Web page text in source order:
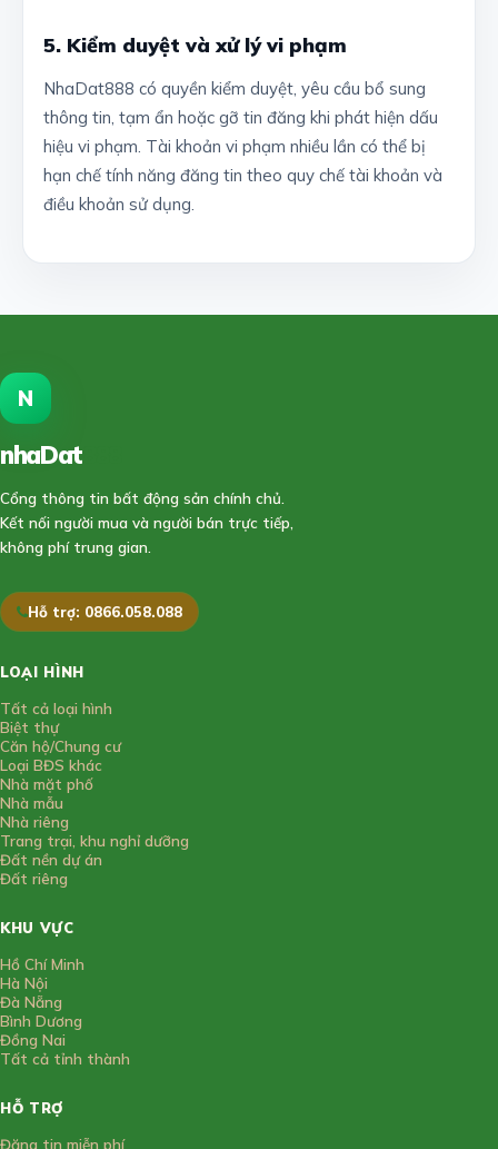
5. Kiểm duyệt và xử lý vi phạm
NhaDat888 có quyền kiểm duyệt, yêu cầu bổ sung
thông tin, tạm ẩn hoặc gỡ tin đăng khi phát hiện dấu
hiệu vi phạm. Tài khoản vi phạm nhiều lần có thể bị
hạn chế tính năng đăng tin theo quy chế tài khoản và
điều khoản sử dụng.
N
nhaDat
Cổng thông tin bất động sản chính chủ.
Kết nối người mua và người bán trực tiếp,
không phí trung gian.
Hỗ trợ: 0866.058.088
LOẠI HÌNH
Tất cả loại hình
Biệt thự
Căn hộ/Chung cư
Loại BĐS khác
Nhà mặt phố
Nhà mẫu
Nhà riêng
Trang trại, khu nghỉ dưỡng
Đất nền dự án
Đất riêng
KHU VỰC
Hồ Chí Minh
Hà Nội
Đà Nẵng
Bình Dương
Đồng Nai
Tất cả tỉnh thành
HỖ TRỢ
Đăng tin miễn phí